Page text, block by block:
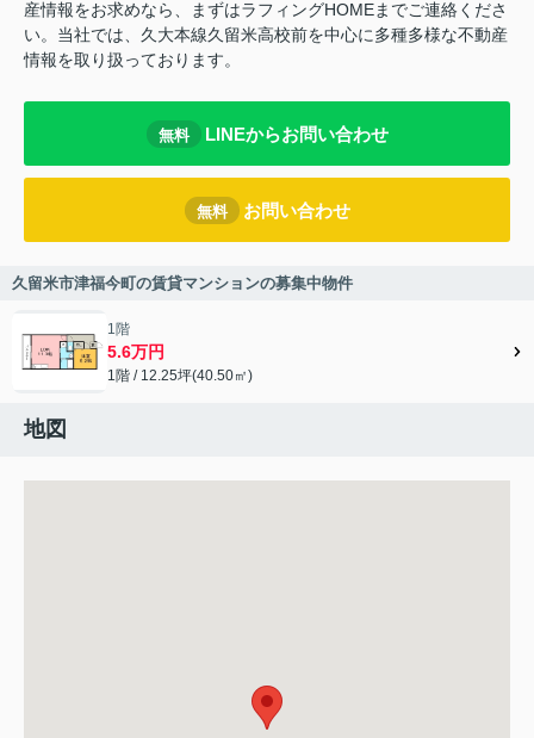
産情報をお求めなら、まずはラフィングHOMEまでご連絡くださ
い。当社では、久大本線久留米高校前を中心に多種多様な不動産
情報を取り扱っております。
無料 LINEからお問い合わせ
無料 お問い合わせ
久留米市津福今町の賃貸マンションの募集中物件
1階
5.6万円
1階 / 12.25坪(40.50㎡)
地図